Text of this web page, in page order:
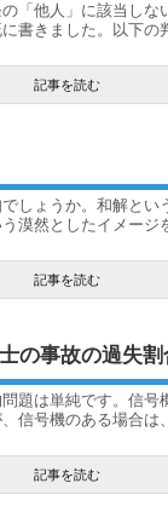
「他人」に該当しな
書きました。以下の
記事を読む
しょうか。和解とい
漠然としたイメージ
記事を読む
の事故の過失割
題は単純です。信号
信号機のある場合は
記事を読む